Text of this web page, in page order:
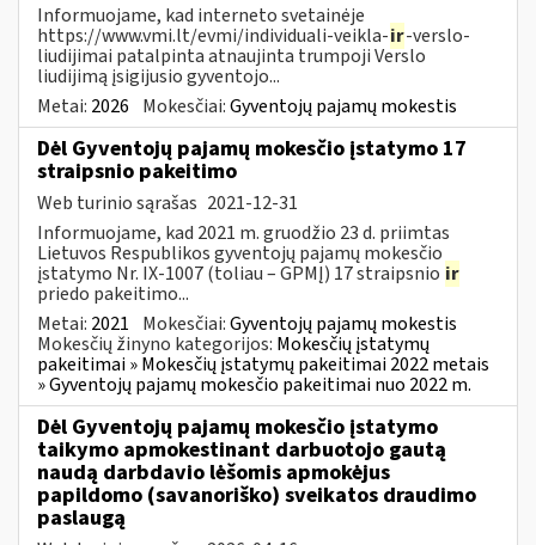
Informuojame, kad interneto svetainėje
https://www.vmi.lt/evmi/individuali-veikla-ir-verslo-
liudijimai patalpinta atnaujinta trumpoji Verslo
liudijimą įsigijusio gyventojo...
Metai: 2026 Mokesčiai:Gyventojų pajamų mokestis
Dėl Gyventojų pajamų mokesčio įstatymo 17
straipsnio pakeitimo
Web turinio sąrašas 2021-12-31
Informuojame, kad 2021 m. gruodžio 23 d. priimtas
Lietuvos Respublikos gyventojų pajamų mokesčio
įstatymo Nr. IX-1007 (toliau – GPMĮ) 17 straipsnio ir
priedo pakeitimo...
Metai: 2021 Mokesčiai:Gyventojų pajamų mokestis
Mokesčių žinyno kategorijos: Mokesčių įstatymų
pakeitimai » Mokesčių įstatymų pakeitimai 2022 metais
» Gyventojų pajamų mokesčio pakeitimai nuo 2022 m.
Dėl Gyventojų pajamų mokesčio įstatymo
taikymo apmokestinant darbuotojo gautą
naudą darbdavio lėšomis apmokėjus
papildomo (savanoriško) sveikatos draudimo
paslaugą